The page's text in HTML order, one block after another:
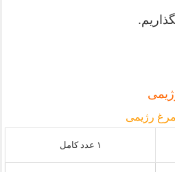
رژیمی
۱ عدد کامل